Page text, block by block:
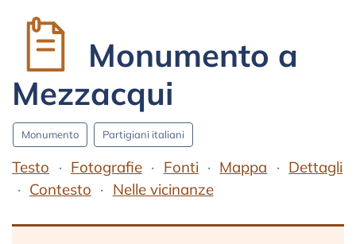
Monumento a
Mezzacqui
Monumento Partigiani italiani
Testo Fotografie Fonti Mappa
Dettagli
Contesto
Nelle vicinanze